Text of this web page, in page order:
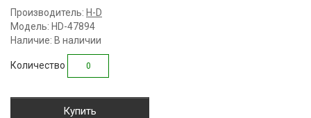
Производитель: H-D
Модель: HD-47894
Наличие: В наличии
Количество
Купить